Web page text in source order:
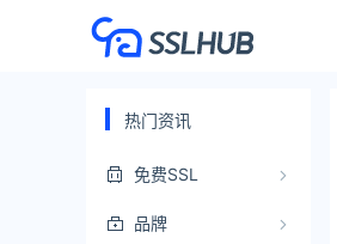
热门资讯
免费SSL
品牌